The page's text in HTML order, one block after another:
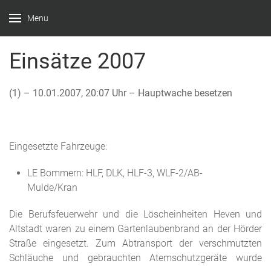
Menu
Witten –
Löscheinheit
Bommern
Einsätze 2007
(1) – 10.01.2007, 20:07 Uhr – Hauptwache besetzen
Eingesetzte Fahrzeuge:
LE Bommern: HLF, DLK, HLF-3, WLF-2/AB-
Mulde/Kran
Die Berufsfeuerwehr und die Löscheinheiten Heven und
Altstadt waren zu einem Gartenlaubenbrand an der Hörder
Straße eingesetzt. Zum Abtransport der verschmutzten
Schläuche und gebrauchten Atemschutzgeräte wurde